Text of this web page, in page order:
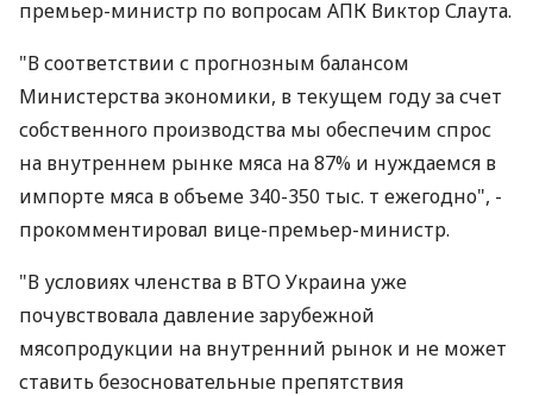
премьер-министр по вопросам АПК Виктор Слаута.
"В соответствии с прогнозным балансом
Министерства экономики, в текущем году за счет
собственного производства мы обеспечим спрос
на внутреннем рынке мяса на 87% и нуждаемся в
импорте мяса в объеме 340-350 тыс. т ежегодно", -
прокомментировал вице-премьер-министр.
"В условиях членства в ВТО Украина уже
почувствовала давление зарубежной
мясопродукции на внутренний рынок и не может
ставить безосновательные препятствия